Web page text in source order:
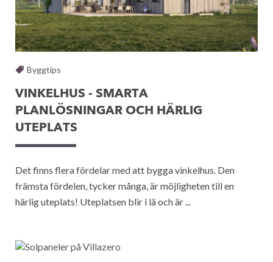
Byggtips
VINKELHUS - SMARTA
PLANLÖSNINGAR OCH HÄRLIG
UTEPLATS
Det finns flera fördelar med att bygga vinkelhus. Den
främsta fördelen, tycker många, är möjligheten till en
härlig uteplats! Uteplatsen blir i lä och är ...